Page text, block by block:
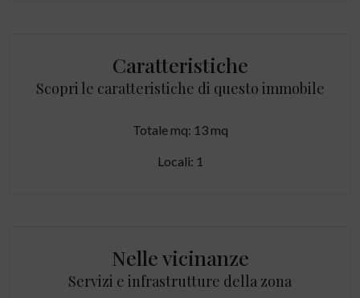
Caratteristiche
Scopri le caratteristiche di questo immobile
Totale mq: 13 mq
Locali: 1
Nelle vicinanze
Servizi e infrastrutture della zona